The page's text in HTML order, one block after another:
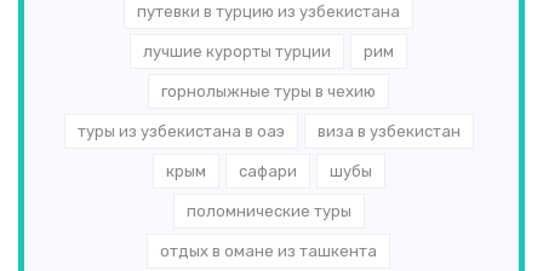
путевки в турцию из узбекистана
лучшие курорты турции рим
горнолыжные туры в чехию
туры из узбекистана в оаэ виза в узбекистан
крым сафари шубы
поломнические туры
отдых в омане из ташкента